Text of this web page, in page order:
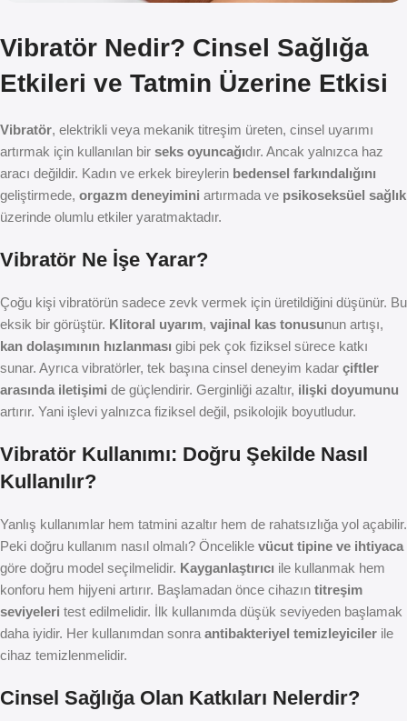
Vibratör Nedir? Cinsel Sağlığa
Etkileri ve Tatmin Üzerine Etkisi
Vibratör, elektrikli veya mekanik titreşim üreten, cinsel uyarımı
artırmak için kullanılan bir seks oyuncağıdır. Ancak yalnızca haz
aracı değildir. Kadın ve erkek bireylerin bedensel farkındalığını
geliştirmede, orgazm deneyimini artırmada ve psikoseksüel sağlık
üzerinde olumlu etkiler yaratmaktadır.
Vibratör Ne İşe Yarar?
Çoğu kişi vibratörün sadece zevk vermek için üretildiğini düşünür. Bu
eksik bir görüştür. Klitoral uyarım, vajinal kas tonusunun artışı,
kan dolaşımının hızlanması gibi pek çok fiziksel sürece katkı
sunar. Ayrıca vibratörler, tek başına cinsel deneyim kadar çiftler
arasında iletişimi de güçlendirir. Gerginliği azaltır, ilişki doyumunu
artırır. Yani işlevi yalnızca fiziksel değil, psikolojik boyutludur.
Vibratör Kullanımı: Doğru Şekilde Nasıl
Kullanılır?
Yanlış kullanımlar hem tatmini azaltır hem de rahatsızlığa yol açabilir.
Peki doğru kullanım nasıl olmalı? Öncelikle vücut tipine ve ihtiyaca
göre doğru model seçilmelidir. Kayganlaştırıcı ile kullanmak hem
konforu hem hijyeni artırır. Başlamadan önce cihazın titreşim
seviyeleri test edilmelidir. İlk kullanımda düşük seviyeden başlamak
daha iyidir. Her kullanımdan sonraantibakteriyel temizleyiciler ile
cihaz temizlenmelidir.
Cinsel Sağlığa Olan Katkıları Nelerdir?